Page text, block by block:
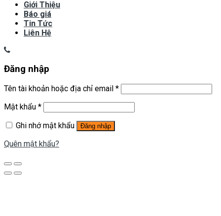
Giới Thiệu
Báo giá
Tin Tức
Liên Hệ
Đăng nhập
Tên tài khoản hoặc địa chỉ email *
Mật khẩu *
Ghi nhớ mật khẩu
Đăng nhập
Quên mật khẩu?